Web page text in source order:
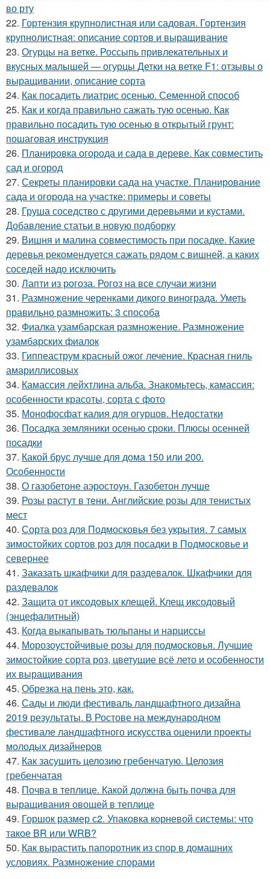
во рту
22. Гортензия крупнолистная или садовая. Гортензия
крупнолистная: описание сортов и выращивание
23. Огурцы на ветке. Россыпь привлекательных и
вкусных малышей — огурцы Детки на ветке F1: отзывы о
выращивании, описание сорта
24. Как посадить лиатрис осенью. Семенной способ
25. Как и когда правильно сажать тую осенью. Как
правильно посадить тую осенью в открытый грунт:
пошаговая инструкция
26. Планировка огорода и сада в дереве. Как совместить
сад и огород
27. Секреты планировки сада на участке. Планирование
сада и огорода на участке: примеры и советы
28. Груша соседство с другими деревьями и кустами.
Добавление статьи в новую подборку
29. Вишня и малина совместимость при посадке. Какие
деревья рекомендуется сажать рядом с вишней, а каких
соседей надо исключить
30. Лапти из рогоза. Рогоз на все случаи жизни
31. Размножение черенками дикого винограда. Уметь
правильно размножить: 3 способа
32. Фиалка узамбарская размножение. Размножение
узамбарских фиалок
33. Гиппеаструм красный ожог лечение. Красная гниль
амариллисовых
34. Камассия лейхтлина альба. Знакомьтесь, камассия:
особенности красоты, сорта с фото
35. Монофосфат калия для огурцов. Недостатки
36. Посадка земляники осенью сроки. Плюсы осенней
посадки
37. Какой брус лучше для дома 150 или 200.
Особенности
38. О газобетоне аэростоун. Газобетон лучше
39. Розы растут в тени. Английские розы для тенистых
мест
40. Сорта роз для Подмосковья без укрытия. 7 самых
зимостойких сортов роз для посадки в Подмосковье и
севернее
41. Заказать шкафчики для раздевалок. Шкафчики для
раздевалок
42. Защита от иксодовых клещей. Клещ иксодовый
(энцефалитный)
43. Когда выкапывать тюльпаны и нарциссы
44. Морозоустойчивые розы для подмосковья. Лучшие
зимостойкие сорта роз, цветущие всё лето и особенности
их выращивания
45. Обрезка на пень это, как.
46. Сады и люди фестиваль ландшафтного дизайна
2019 результаты. В Ростове на международном
фестивале ландшафтного искусства оценили проекты
молодых дизайнеров
47. Как засушить целозию гребенчатую. Целозия
гребенчатая
48. Почва в теплице. Какой должна быть почва для
выращивания овощей в теплице
49. Горшок размер с2. Упаковка корневой системы: что
такое BR или WRB?
50. Как вырастить папоротник из спор в домашних
условиях. Размножение спорами